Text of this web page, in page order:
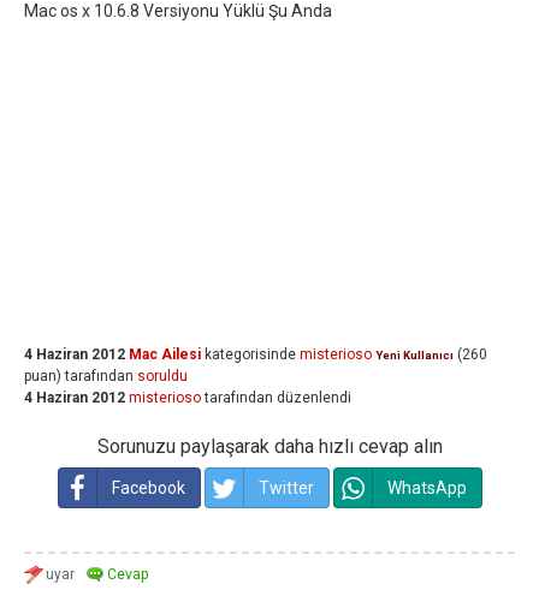
Mac os x 10.6.8 Versiyonu Yüklü Şu Anda
4 Haziran 2012 Mac Ailesi kategorisinde misterioso Yeni Kullanıcı (260
puan) tarafından soruldu
4 Haziran 2012 misteriosotarafından düzenlendi
Sorunuzu paylaşarak daha hızlı cevap alın
Facebook Twitter WhatsApp